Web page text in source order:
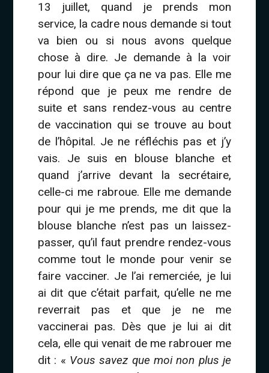
13 juillet, quand je prends mon
service, la cadre nous demande si tout
va bien ou si nous avons quelque
chose à dire. Je demande à la voir
pour lui dire que ça ne va pas. Elle me
répond que je peux me rendre de
suite et sans rendez-vous au centre
de vaccination qui se trouve au bout
de l’hôpital. Je ne réfléchis pas et j’y
vais. Je suis en blouse blanche et
quand j’arrive devant la secrétaire,
celle-ci me rabroue. Elle me demande
pour qui je me prends, me dit que la
blouse blanche n’est pas un laissez-
passer, qu’il faut prendre rendez-vous
comme tout le monde pour venir se
faire vacciner. Je l’ai remerciée, je lui
ai dit que c’était parfait, qu’elle ne me
reverrait pas et que je ne me
vaccinerai pas. Dès que je lui ai dit
cela, elle qui venait de me rabrouer me
dit : « Vous savez que moi non plus je